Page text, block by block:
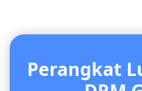
Perangkat